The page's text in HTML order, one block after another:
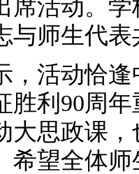
席活动。
与师生代
活动恰逢
胜利90周
大思政课
希望全体